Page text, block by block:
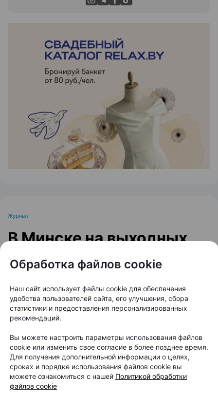
ЭФФЕКТИВНАЯ РЕКЛАМА НА САЙТЕ
Журнал
В Минске на выходных
пройдет большой
фестиваль для
любителей животных
Автор:relax.by, 07.08.2026
8 и 9 августа на берегу Цнянского водохранилища,
в парке Lakeside Park («Северный берег»),
состоится Pets Fest — крупный фестиваль,
посвященный владельцам собак, кошек и других
Обработка файлов cookie
Наш сайт использует файлы cookie для обеспечения
удобства пользователей сайта, его улучшения, сбора
статистики и предоставления персонализированных
рекомендаций.
Вы можете настроить параметры использования файлов
cookie или изменить свое согласие в более позднее время.
Для получения дополнительной информации о целях,
сроках и порядке использования файлов cookie вы
можете ознакомиться с нашей Политикой обработки
файлов cookie